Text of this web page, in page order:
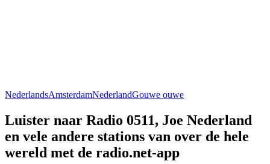
NederlandsAmsterdamNederlandGouwe ouwe
Luister naar Radio 0511, Joe Nederland
en vele andere stations van over de hele
wereld met de radio.net-app